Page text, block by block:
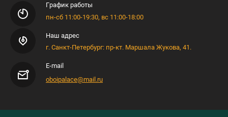
График работы
пн-сб 11:00-19:30, вс 11:00-18:00
Наш адрес
г. Санкт-Петербург: пр-кт. Маршала Жукова, 41.
E-mail
oboipalace@mail.ru